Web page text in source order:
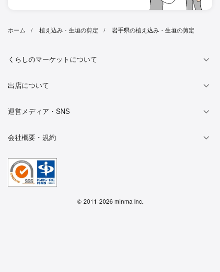
ホーム 植え込み・生垣の剪定 岩手県の植え込み・生垣の剪定
くらしのマーケットについて
出店について
運営メディア・SNS
会社概要・規約
© 2011-2026 minma Inc.